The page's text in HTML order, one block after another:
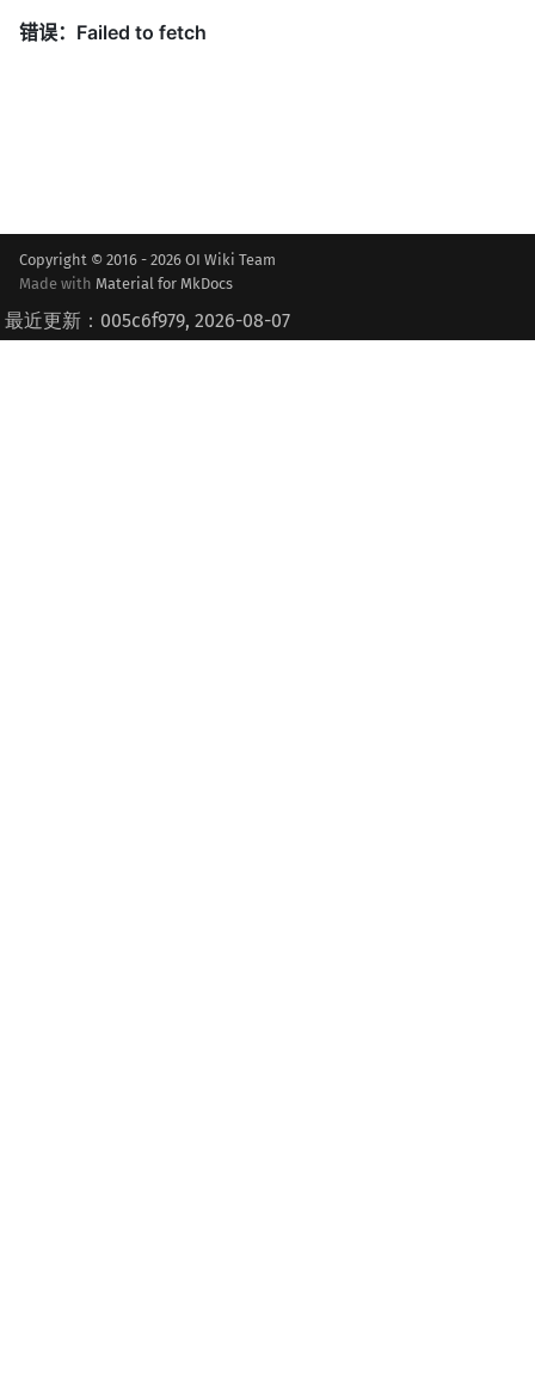
Copyright © 2016 - 2026 OI Wiki Team
Made with Material for MkDocs
最近更新：005c6f979, 2026-08-07